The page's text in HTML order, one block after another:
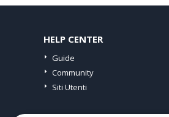
HELP CENTER
Guide
Community
Siti Utenti